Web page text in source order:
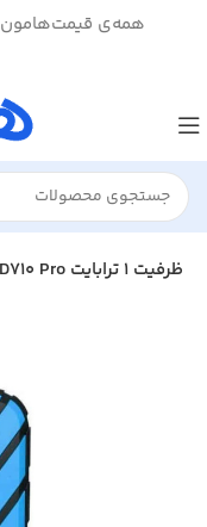
همه‌ی قیمت‌هامون
حافظه اچ دی دی اکسترنال ای دیتا مدل HD710 Pro ظرفیت 1 ترابایت